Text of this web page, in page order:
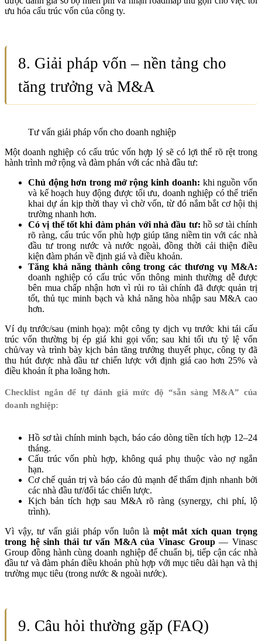
ưu hóa cấu trúc vốn của công ty.
8. Giải pháp vốn – nền tảng cho
tăng trưởng và M&A
Tư vấn giải pháp vốn cho doanh nghiệp
Một doanh nghiệp có cấu trúc vốn hợp lý sẽ có lợi thế rõ rệt trong
hành trình mở rộng và đàm phán với các nhà đầu tư:
Chủ động hơn trong mở rộng kinh doanh: khi nguồn vốn
và kế hoạch huy động được tối ưu, doanh nghiệp có thể triển
khai dự án kịp thời thay vì chờ vốn, từ đó nắm bắt cơ hội thị
trường nhanh hơn.
Có vị thế tốt khi đàm phán với nhà đầu tư: hồ sơ tài chính
rõ ràng, cấu trúc vốn phù hợp giúp tăng niềm tin với các nhà
đầu tư trong nước và nước ngoài, đồng thời cải thiện điều
kiện đàm phán về định giá và điều khoản.
Tăng khả năng thành công trong các thương vụ M&A:
doanh nghiệp có cấu trúc vốn thông minh thường dễ được
bên mua chấp nhận hơn vì rủi ro tài chính đã được quản trị
tốt, thủ tục minh bạch và khả năng hòa nhập sau M&A cao
hơn.
Ví dụ trước/sau (minh họa): một công ty dịch vụ trước khi tái cấu
trúc vốn thường bị ép giá khi gọi vốn; sau khi tối ưu tỷ lệ vốn
chủ/vay và trình bày kịch bản tăng trưởng thuyết phục, công ty đã
thu hút được nhà đầu tư chiến lược với định giá cao hơn 25% và
điều khoản ít pha loãng hơn.
Checklist ngắn để tự đánh giá mức độ “sẵn sàng M&A” của
doanh nghiệp:
Hồ sơ tài chính minh bạch, báo cáo dòng tiền tích hợp 12–24
tháng.
Cấu trúc vốn phù hợp, không quá phụ thuộc vào nợ ngắn
hạn.
Cơ chế quản trị và báo cáo đủ mạnh để thẩm định nhanh bởi
các nhà đầu tư/đối tác chiến lược.
Kịch bản tích hợp sau M&A rõ ràng (synergy, chi phí, lộ
trình).
Vì vậy, tư vấn giải pháp vốn luôn là một mắt xích quan trọng
trong hệ sinh thái tư vấn M&A của Vinasc Group— Vinasc
Group đồng hành cùng doanh nghiệp để chuẩn bị, tiếp cận các nhà
đầu tư và đàm phán điều khoản phù hợp với mục tiêu dài hạn và thị
trường mục tiêu (trong nước & ngoài nước).
9. Câu hỏi thường gặp (FAQ)